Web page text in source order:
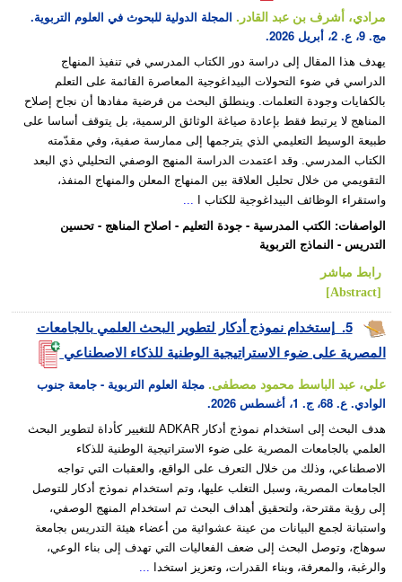
مرادي، أشرف بن عبد القادر. المجلة الدولية للبحوث في العلوم التربوية.
مج. 9، ع. 2، أبريل 2026.
يهدف هذا المقال إلى دراسة دور الكتاب المدرسي في تنفيذ المنهاج
الدراسي في ضوء التحولات البيداغوجية المعاصرة القائمة على التعلم
بالكفايات وجودة التعلمات. وينطلق البحث من فرضية مفادها أن نجاح إصلاح
المناهج لا يرتبط فقط بإعادة صياغة الوثائق الرسمية، بل يتوقف أساسا على
طبيعة الوسيط التعليمي الذي يترجمها إلى ممارسة صفية، وفي مقدّمته
الكتاب المدرسي. وقد اعتمدت الدراسة المنهج الوصفي التحليلي ذي البعد
التقويمي من خلال تحليل العلاقة بين المنهاج المعلن والمنهاج المنفذ،
واستقراء الوظائف البيداغوجية للكتاب ا
الواصفات: الكتب المدرسية -جودة التعليم - اصلاح المناهج -تحسين
التدريس - النماذج التربوية
رابط مباشر
[Abstract]
5. إستخدام نموذج أدكار لتطوير البحث العلمي بالجامعات
المصرية على ضوء الاستراتيجية الوطنية للذكاء الاصطناعي
علي، عبد الباسط محمود مصطفى.مجلة العلوم التربوية - جامعة جنوب
الوادي. ع. 68، ج. 1، أغسطس 2026.
هدف البحث إلى استخدام نموذج أدكار ADKAR للتغيير كأداة لتطوير البحث
العلمي بالجامعات المصرية على ضوء الاستراتيجية الوطنية للذكاء
الاصطناعي، وذلك من خلال التعرف على الواقع، والعقبات التي تواجه
الجامعات المصرية، وسبل التغلب عليها، وتم استخدام نموذج أدكار للتوصل
إلى رؤية مقترحة، ولتحقيق أهداف البحث تم استخدام المنهج الوصفي،
واستبانة لجمع البيانات من عينة عشوائية من أعضاء هيئة التدريس بجامعة
سوهاج، وتوصل البحث إلى ضعف الفعاليات التي تهدف إلى بناء الوعي،
والرغبة، والمعرفة، وبناء القدرات، وتعزيز استخدا